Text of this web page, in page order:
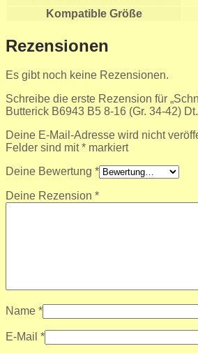
Kompatible Größe
Rezensionen
Es gibt noch keine Rezensionen.
Schreibe die erste Rezension für
Butterick B6943 B5 8-16 (Gr. 34-42)
Deine E-Mail-Adresse wird nicht
Felder sind mit* markiert
Deine Bewertung *
Deine Rezension *
Name *
E-Mail *